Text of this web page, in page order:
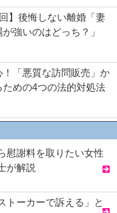
】後悔しない離婚「妻
強いのはどっち？」
！「悪質な訪問販売」か
ための4つの法的対処法
慰謝料を取りたい女性
が解説
トーカーで訴える」と